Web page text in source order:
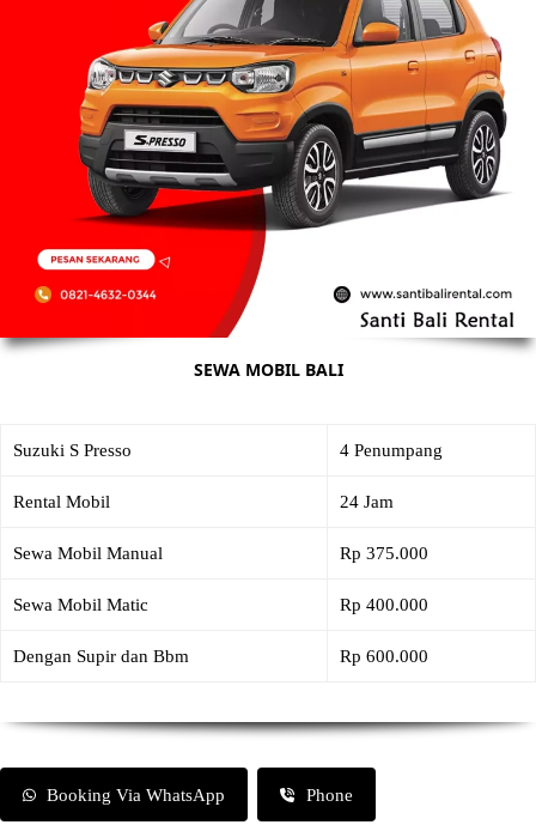
SEWA MOBIL BALI
Suzuki S Presso 4 Penumpang
Rental Mobil 24 Jam
Sewa Mobil Manual Rp 375.000
Sewa Mobil Matic Rp 400.000
Dengan Supir dan Bbm Rp 600.000
Booking Via WhatsApp Phone